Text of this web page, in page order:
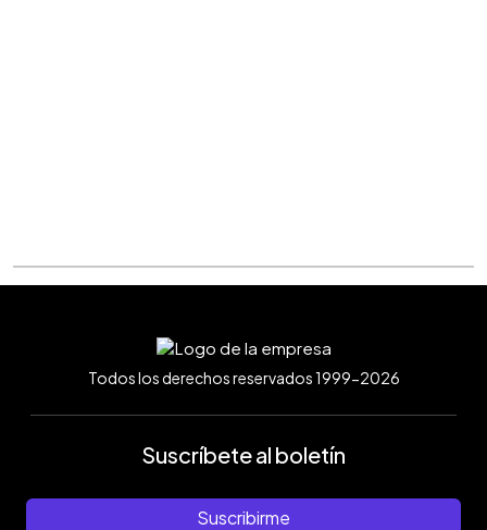
Todos los derechos reservados 1999-2026
Suscríbete al boletín
Suscribirme